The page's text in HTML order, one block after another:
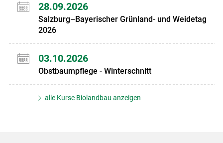
28.09.2026
Salzburg–Bayerischer Grünland- und Weidetag
2026
03.10.2026
Obstbaumpflege - Winterschnitt
alle Kurse Biolandbau anzeigen